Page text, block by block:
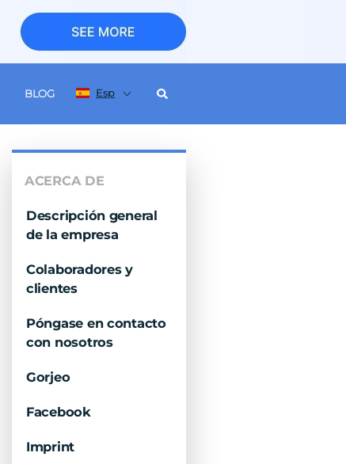
BLOG Esp
ACERCA DE
Descripción general
de la empresa
Colaboradores y
clientes
Póngase en contacto
con nosotros
Gorjeo
Facebook
Imprint